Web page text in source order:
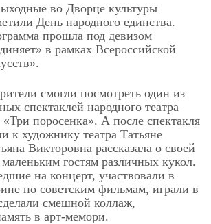
во Дворце культуры
День народного единства.
прошла под девизом
в рамках Всероссийской
смогли посмотреть один из
спектаклей народного театра
поросенка». А после спектакля
к художнику театра Татьяне
Викторовна рассказала о своей
маленьким гостям различных кукол.
на концерт, участвовали в
по советским фильмам, играли в
смешной коллаж,
в арт-мемори.